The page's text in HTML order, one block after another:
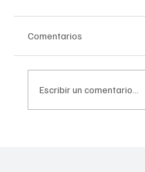
Comentarios
Escribir un comentario...